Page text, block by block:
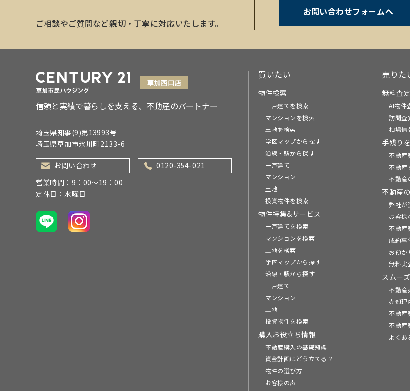
ご相談やご質問など親切・丁寧に対応いたします。
お問い合わせフォームへ
信頼と実績で暮らしを支える、不動産のパートナー
埼玉県知事(9)第13993号
埼玉県草加市氷川町2133-6
お問い合わせ
0120-354-021
営業時間：9：00～19：00
定休日：水曜日
買いたい
物件検索
一戸建てを検索
マンションを検索
土地を検索
学区マップから探す
沿線・駅から探す
一戸建て
マンション
土地
投資物件を検索
物件特集&サービス
一戸建てを検索
マンションを検索
土地を検索
学区マップから探す
沿線・駅から探す
一戸建て
マンション
土地
投資物件を検索
購入お役立ち情報
不動産購入の基礎知識
資金計画はどう立てる？
物件の選び方
お客様の声
売りた
無料査定
AI物件
訪問査
相場情
手残り
不動産
不動産
不動産
不動産
弊社が
お客様
不動産
成約事
お預か
無料実
スムー
不動産
売却理
不動産
不動産
よくあ